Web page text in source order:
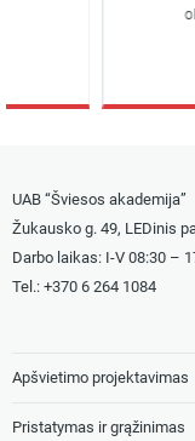
UAB “Šviesos akademija”
Žukausko g. 49, LEDinis
Darbo laikas: I-V 08:30 –
Tel.: +370 6 264 1084
Apšvietimo projektavimas
Pristatymas ir grąžinimas